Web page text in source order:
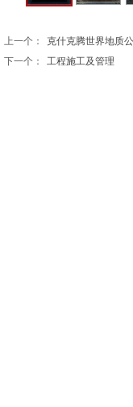
上一个：
克什克腾世界地质
下一个：
工程施工及管理